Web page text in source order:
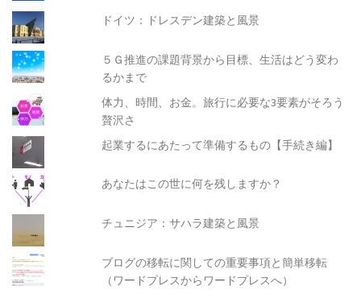
ドイツ：ドレスデン建築と風景
５Ｇ推進の課題背景から目標、生活はどう変わ
るかまで
体力、時間、お金。旅行に必要な3要素がそろう
贅沢さ
起業するにあたって準備するもの【手続き編】
あなたはこの世に何を残しますか？
チュニジア：サハラ建築と風景
ブログの移転に関しての重要事項と簡単移転
（ワードプレスからワードプレスへ）